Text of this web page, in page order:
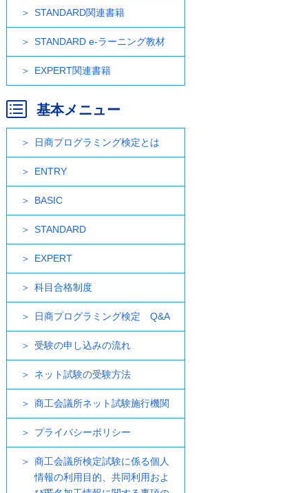
STANDARD関連書籍
STANDARD e-ラーニング教材
EXPERT関連書籍
基本メニュー
日商プログラミング検定とは
ENTRY
BASIC
STANDARD
EXPERT
科目合格制度
日商プログラミング検定 Q&A
受験の申し込みの流れ
ネット試験の受験方法
商工会議所ネット試験施行機関
プライバシーポリシー
商工会議所検定試験に係る個人
情報の利用目的、共同利用およ